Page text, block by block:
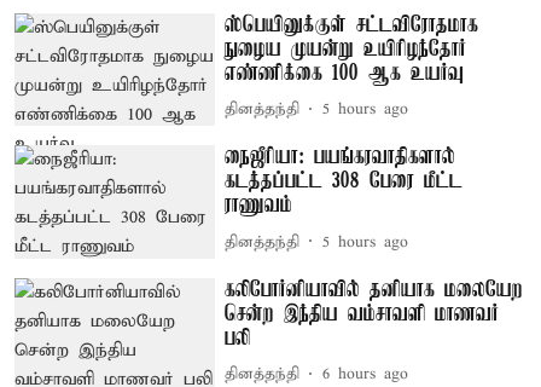
ஸ்பெயினுக்குள் சட்டவிரோதமாக
நுழைய முயன்று உயிரிழந்தோர்
எண்ணிக்கை 100 ஆக உயர்வு
தினத்தந்தி 5 hours ago
நைஜீரியா: பயங்கரவாதிகளால்
கடத்தப்பட்ட 308 பேரை மீட்ட
ராணுவம்
தினத்தந்தி 5 hours ago
கலிபோர்னியாவில் தனியாக மலையேற
சென்ற இந்திய வம்சாவளி மாணவர்
பலி
தினத்தந்தி 6 hours ago